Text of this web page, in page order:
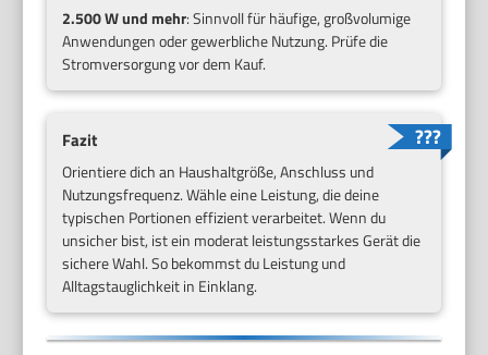
2.500 W und mehr: Sinnvoll für häufige, großvolumige
Anwendungen oder gewerbliche Nutzung. Prüfe die
Stromversorgung vor dem Kauf.
Fazit
Orientiere dich an Haushaltgröße, Anschluss und
Nutzungsfrequenz. Wähle eine Leistung, die deine
typischen Portionen effizient verarbeitet. Wenn du
unsicher bist, ist ein moderat leistungsstarkes Gerät die
sichere Wahl. So bekommst du Leistung und
Alltagstauglichkeit in Einklang.